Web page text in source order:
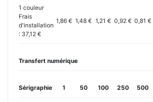
1 couleur
Frais
d'installation
: 37,12 €
1,86 € 1,48 € 1,21 € 0,92 € 0,81 €
Transfert numérique
Sérigraphie 1 50 100 250 500